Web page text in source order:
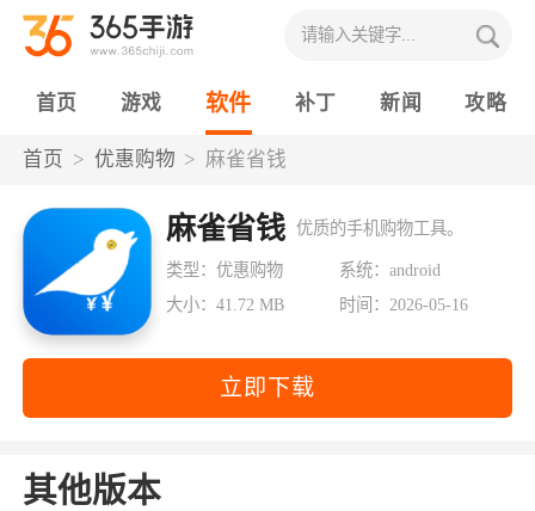
首页 游戏 软件 补丁 新闻 攻略
首页 优惠购物 麻雀省钱
麻雀省钱 优质的手机购物工具。
类型：优惠购物
系统：android
大小：41.72 MB
时间：2026-05-16
立即下载
其他版本